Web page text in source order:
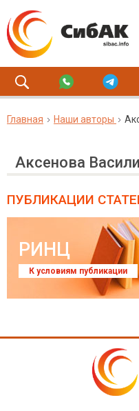
Главная Наши авторы
Аксенова
ПУБЛИКАЦИИ
РИНЦ
К условиям публикации